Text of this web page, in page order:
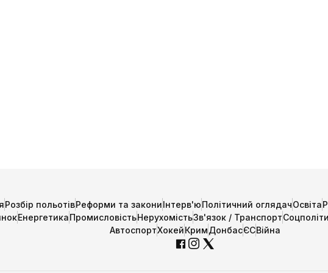
Розбір польотівРеформи та закониІнтерв'юПолітичний оглядачОсвіта
ЕнергетикаПромисловістьНерухомістьЗв'язок / Транспорт
АвтоспортХокейКримДонбасЄСВійна